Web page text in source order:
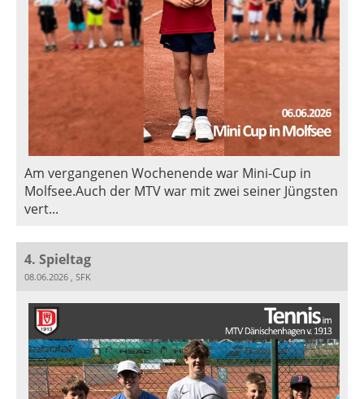
Am vergangenen Wochenende war Mini-Cup in
Molfsee.Auch der MTV war mit zwei seiner Jüngsten
vert...
4. Spieltag
08.06.2026 , SFK